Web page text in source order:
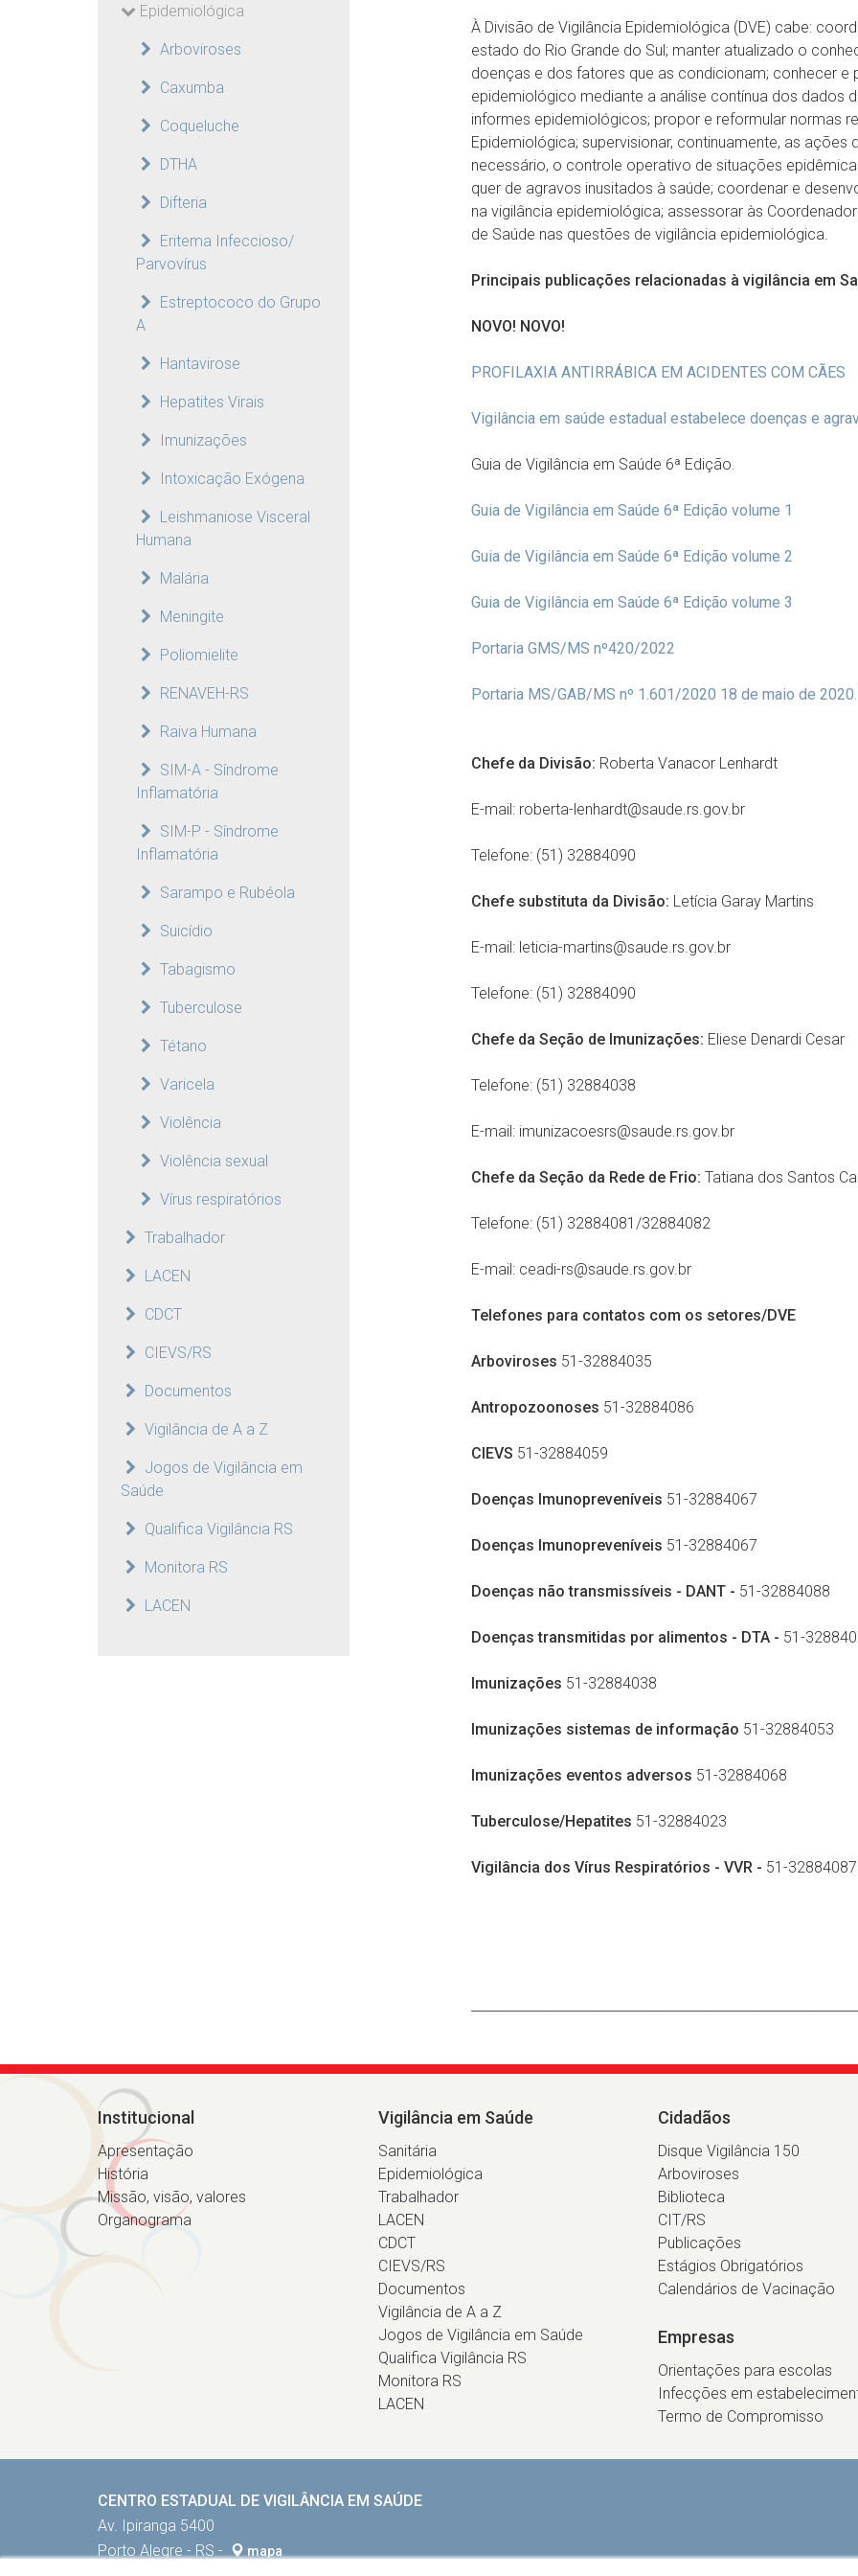
Epidemiológica
Arboviroses
Caxumba
Coqueluche
DTHA
Difteria
Eritema Infeccioso/
Parvovírus
Estreptococo do Grupo
A
Hantavirose
Hepatites Virais
Imunizações
Intoxicação Exógena
Leishmaniose Visceral
Humana
Malária
Meningite
Poliomielite
RENAVEH-RS
Raiva Humana
SIM-A - Síndrome
Inflamatória
SIM-P - Síndrome
Inflamatória
Sarampo e Rubéola
Suicídio
Tabagismo
Tuberculose
Tétano
Varicela
Violência
Violência sexual
Vírus respiratórios
Trabalhador
LACEN
CDCT
CIEVS/RS
Documentos
Vigilância de A a Z
Jogos de Vigilância em
Saúde
Qualifica Vigilância RS
Monitora RS
LACEN
À Divisão de Vigilância Epidemiológica (DVE) cabe:
estado do Rio Grande do Sul; manter atualizado o
doenças e dos fatores que as condicionam; conhecer
epidemiológico mediante a análise contínua dos dados
informes epidemiológicos; propor e reformular normas
Epidemiológica; supervisionar, continuamente, as ações
necessário, o controle operativo de situações
quer de agravos inusitados à saúde; coordenar e
na vigilância epidemiológica; assessorar às
de Saúde nas questões de vigilância epidemiológica.
Principais publicações relacionadas à vigilância em
NOVO! NOVO!
PROFILAXIA ANTIRRÁBICA EM ACIDENTES COM CÃES
Vigilância em saúde estadual estabelece doenças e
Guia de Vigilância em Saúde 6ª Edição.
Guia de Vigilância em Saúde 6ª Edição volume 1
Guia de Vigilância em Saúde 6ª Edição volume 2
Guia de Vigilância em Saúde 6ª Edição volume 3
Portaria GMS/MS nº420/2022
Portaria MS/GAB/MS nº 1.601/2020 18 de maio de 2020.
Chefe da Divisão: Roberta Vanacor Lenhardt
E-mail: roberta-lenhardt@saude.rs.gov.br
Telefone: (51) 32884090
Chefe substituta da Divisão: Letícia Garay Martins
E-mail: leticia-martins@saude.rs.gov.br
Telefone: (51) 32884090
Chefe da Seção de Imunizações: Eliese Denardi Cesar
Telefone: (51) 32884038
E-mail: imunizacoesrs@saude.rs.gov.br
Chefe da Seção da Rede de Frio: Tatiana dos Santos
Telefone: (51) 32884081/32884082
E-mail: ceadi-rs@saude.rs.gov.br
Telefones para contatos com os setores/DVE
Arboviroses 51-32884035
Antropozoonoses 51-32884086
CIEVS 51-32884059
Doenças Imunopreveníveis 51-32884067
Doenças Imunopreveníveis 51-32884067
Doenças não transmissíveis - DANT - 51-32884088
Doenças transmitidas por alimentos - DTA - 51-
Imunizações 51-32884038
Imunizações sistemas de informação 51-32884053
Imunizações eventos adversos 51-32884068
Tuberculose/Hepatites 51-32884023
Vigilância dos Vírus Respiratórios - VVR - 51-32884087
Institucional
Apresentação
História
Missão, visão, valores
Organograma
Vigilância em Saúde
Sanitária
Epidemiológica
Trabalhador
LACEN
CDCT
CIEVS/RS
Documentos
Vigilância de A a Z
Jogos de Vigilância em Saúde
Qualifica Vigilância RS
Monitora RS
LACEN
Cidadãos
Disque Vigilância 150
Arboviroses
Biblioteca
CIT/RS
Publicações
Estágios Obrigatórios
Calendários de Vacinação
Empresas
Orientações para escolas
Infecções em
Termo de Compromisso
CENTRO ESTADUAL DE VIGILÂNCIA EM SAÚDE
Av. Ipiranga 5400
Porto Alegre - RS -
mapa